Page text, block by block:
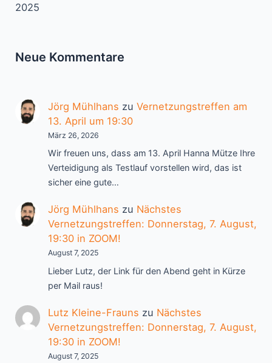
2025
Neue Kommentare
Jörg Mühlhans zu Vernetzungstreffen am
13. April um 19:30
März 26, 2026
Wir freuen uns, dass am 13. April Hanna Mütze Ihre
Verteidigung als Testlauf vorstellen wird, das ist
sicher eine gute…
Jörg Mühlhans zu Nächstes
Vernetzungstreffen: Donnerstag, 7. August,
19:30 in ZOOM!
August 7, 2025
Lieber Lutz, der Link für den Abend geht in Kürze
per Mail raus!
Lutz Kleine-Frauns zu Nächstes
Vernetzungstreffen: Donnerstag, 7. August,
19:30 in ZOOM!
August 7, 2025